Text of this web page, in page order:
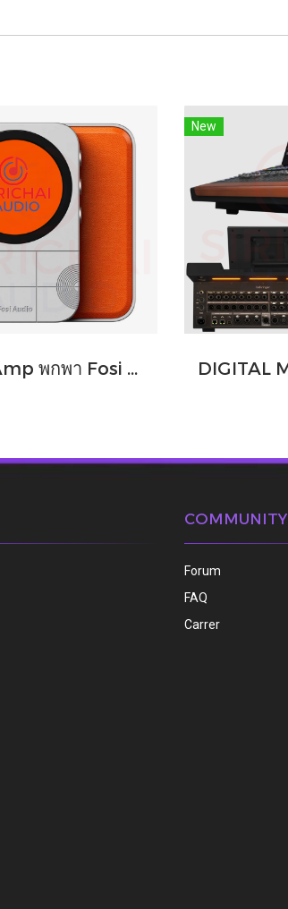
DAC/Amp พกพา Fosi Audio รุ่น MD3 ชิปDAC เรือธง ESS ES9039Q2M
New
COMMUNITY
Forum
FAQ
Carrer